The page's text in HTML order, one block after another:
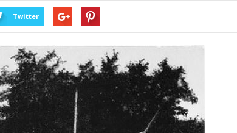
Twitter